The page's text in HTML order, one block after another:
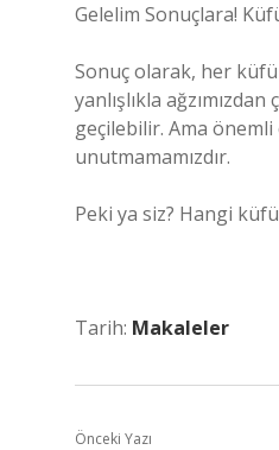
Gelelim Sonuçlara!
Sonuç olarak, her
yanlışlıkla
geçilebilir. Ama
unutmamamızdır.
Peki ya siz? Hangi
Tarih: Makaleler
Önceki Yazı